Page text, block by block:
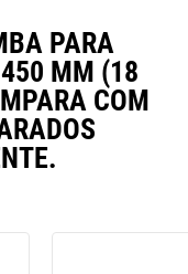
esteira e com
PARA
450 MM (18
COM